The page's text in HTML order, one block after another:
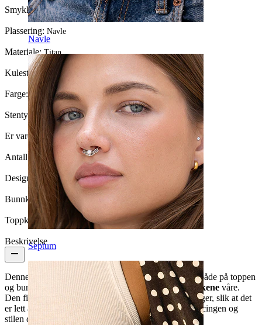
Navle
Septum
Smykketype:Barbell
Plassering: Navle
Materiale:Titan
Kulestørrelse:5 mm.
Farge:Blank
Stentype:Kubisk Zirkonia
Er varen limt?:
Antall enheter:
Design:Enkel
Bunnkule:8 mm
Toppkule:5 mm
Beskrivelse
Denne navleringen i titan med to stenerhar stener både på toppen
og bunnen, og er et avde mest klassiske navlesmykkene våre.
Den finnes i ulike størrelser, med stener i en rekke farger, slik at det
er lett å finne en kombinasjon som passer til både piercingen og
stilen din.